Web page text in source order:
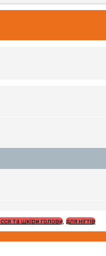
та шкіри голови, для нігтів